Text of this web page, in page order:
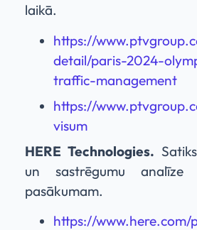
laikā.
https://
detail/paris-2024-
traffic-management
https://
visum
HERE Technologies.
un sastrēgumu analīze
pasākumam.
https://